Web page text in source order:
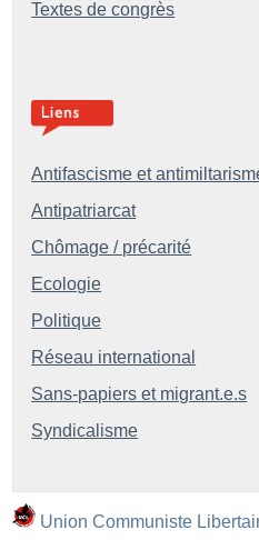
Textes de congrès
Antifascisme et
Antipatriarcat
Chômage / précarité
Ecologie
Politique
Réseau international
Sans-papiers et migrant.e.s
Syndicalisme
Union Communiste